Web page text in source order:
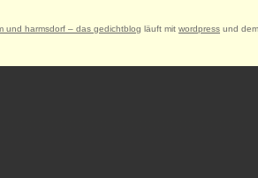
und harmsdorf – das gedichtblog läuft mit wordpress und